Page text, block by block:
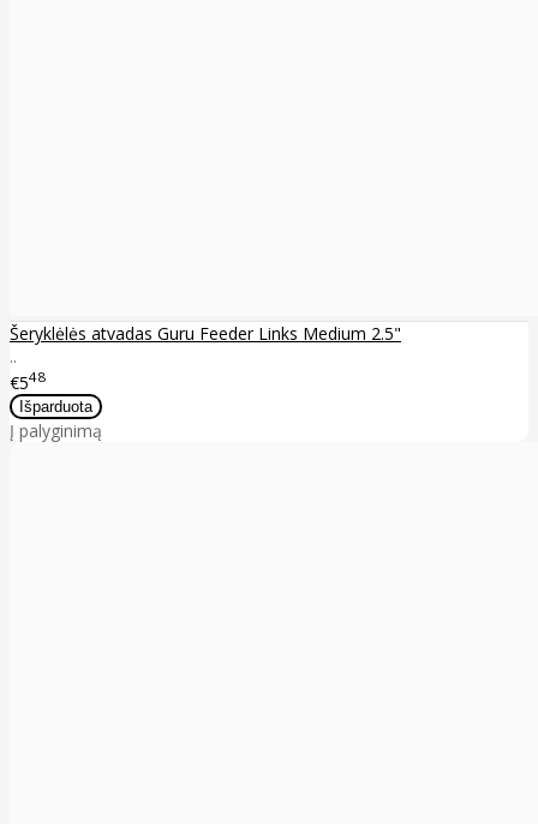
Šeryklėlės atvadas Guru Feeder Links Medium 2.5"
..
€548
Į palyginimą